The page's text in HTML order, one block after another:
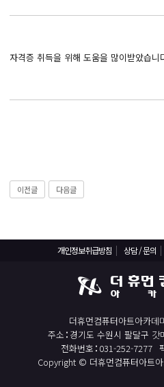
자격증 취득을 위해 도움을 많이받았습니
이전글 다음글
개인정보취급방침 상담 / 문의
더휴먼컴퓨터아트아카데
주소 경기도 수원시 팔달구
전화번호 031-252-7277
Copyright © 더휴먼컴퓨터아트
BIM 건축설계 및 실내건축설계(캐드(CAD),맥
반응형/웹퍼블리셔/프론트엔드 웹개발자(웹디
전산세무회계 자격취득과정[전산회계1급/전산
직업상담사 2급 (필기+실기) 자격증 취득과정
일러스트 자격증 취득과정(GTQi 1급)
전산회계 1급 / FAT 1급 자격증 취득과정